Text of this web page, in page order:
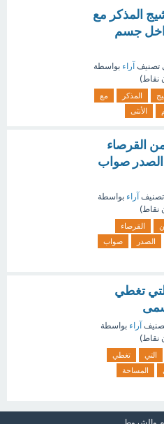
المذكر مع
جسم
تصنيف آراء بواسطة
نقاط)
المذكر
مع
الأنثى
القرصاء
صواب
آراء بواسطة
نقاط)
القرصاء
الصدر
صواب
تغطي
آراء بواسطة
نقاط)
التي
تغطي
المساحة